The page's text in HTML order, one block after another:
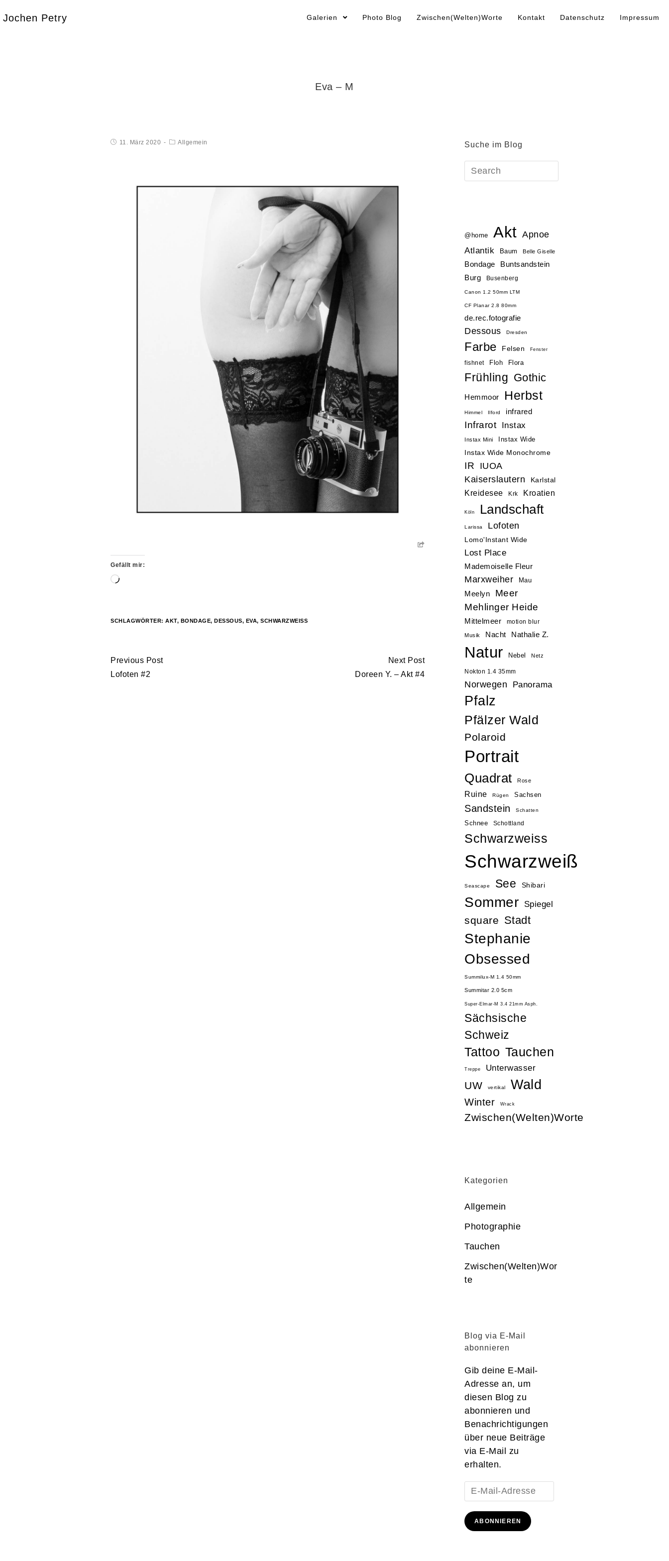
Jochen Petry Galerien Photo Blog Zwischen(Welten)Worte Kontakt Datenschutz Impressum
Eva – M
11. März 2020 Allgemein
Gefällt mir:
Wird
SCHLAGWÖRTER: AKT, BONDAGE, DESSOUS, EVA, SCHWARZWEISS
Continue
Reading
Previous Post
Lofoten #2
Next Post
Doreen Y. – Akt #4
Suche im Blog
@home Akt Apnoe
Atlantik Baum Belle Giselle
Bondage Buntsandstein
Burg Busenberg
Canon 1.2 50mm LTM
CF Planar 2.8 80mm
de.rec.fotografie
Dessous Dresden
Farbe Felsen Fenster
fishnet Floh Flora
Frühling Gothic
Hemmoor Herbst
Himmel Ilford infrared
Infrarot Instax
Instax Mini
Instax Wide
Instax Wide Monochrome
IR
IUOA
Kaiserslautern
Karlstal
Kreidesee Krk Kroatien
Köln Landschaft
Larissa Lofoten
Lomo'Instant Wide
Lost Place
Mademoiselle Fleur
Marxweiher Mau
Meelyn
Meer
Mehlinger Heide
Mittelmeer motion blur
Musik Nacht Nathalie Z.
Natur Nebel Netz
Nokton 1.4 35mm
Norwegen Panorama
Pfalz
Pfälzer Wald
Polaroid
Portrait
Quadrat Rose
Ruine Rügen Sachsen
Sandstein Schatten
Schnee Schottland
Schwarzweiss
Schwarzweiß
Seascape See Shibari
Sommer Spiegel
square Stadt
Stephanie
Obsessed
Summilux-M 1.4 50mm
Summitar 2.0 5cm
Super-Elmar-M 3.4 21mm Asph.
Sächsische
Schweiz
Tattoo Tauchen
Treppe Unterwasser
UW vertikal Wald
Winter Wrack
Zwischen(Welten)Worte
Kategorien
Allgemein
Photographie
Tauchen
Zwischen(Welten)Wor
te
Blog via E-Mail
abonnieren
Gib deine E-Mail-
Adresse an, um
diesen Blog zu
abonnieren und
Benachrichtigungen
über neue Beiträge
via E-Mail zu
erhalten.
E-
Mail-
Adresse
ABONNIEREN